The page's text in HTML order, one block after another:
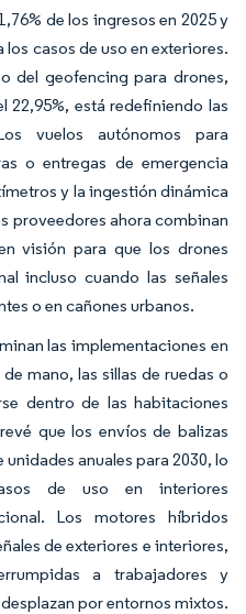
de los ingresos en 2025 y
casos de uso en exteriores.
del geofencing para drones,
está redefiniendo las
vuelos autónomos para
o entregas de emergencia
y la ingestión dinámica
proveedores ahora combinan
visión para que los drones
incluso cuando las señales
o en cañones urbanos.
las implementaciones en
mano, las sillas de ruedas o
dentro de las habitaciones
que los envíos de balizas
anuales para 2030, lo
de uso en interiores
Los motores híbridos
de exteriores e interiores,
a trabajadores y
por entornos mixtos.